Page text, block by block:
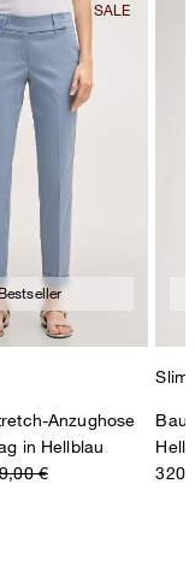
Anzughose
in Hellblau
€
Slim